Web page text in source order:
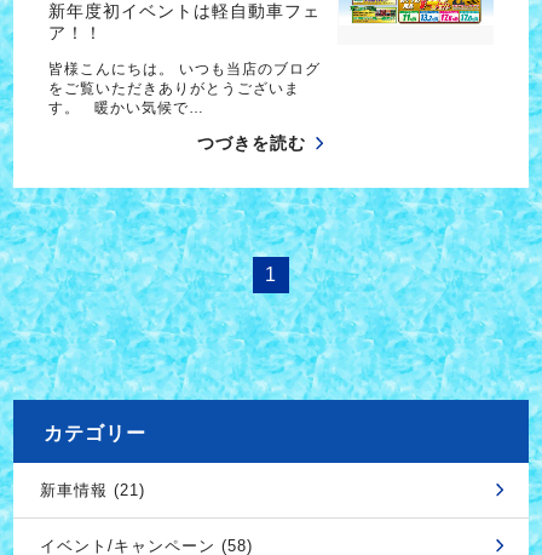
新年度初イベントは軽自動車フェ
ア！！
皆様こんにちは。 いつも当店のブログ
をご覧いただきありがとうございま
す。 暖かい気候で…
つづきを読む
1
カテゴリー
新車情報 (21)
イベント/キャンペーン (58)